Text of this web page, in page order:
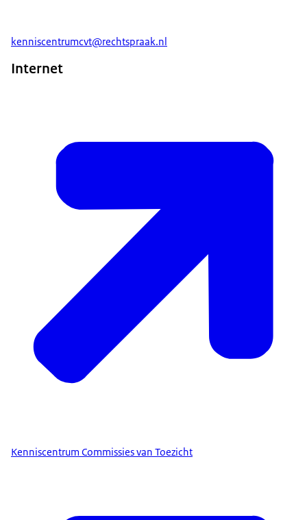
kenniscentrumcvt@rechtspraak.nl
Internet
Kenniscentrum Commissies van Toezicht